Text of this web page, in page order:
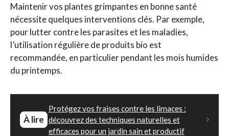
Maintenir vos plantes grimpantes en bonne santé
nécessite quelques interventions clés. Par exemple,
pour lutter contre les parasites et les maladies,
l’utilisation régulière de produits bio est
recommandée, en particulier pendant les mois humides
du printemps.
À lire
Protégez vos fraises contre les limaces :
découvrez des techniques naturelles et
efficaces pour un jardin sain et productif